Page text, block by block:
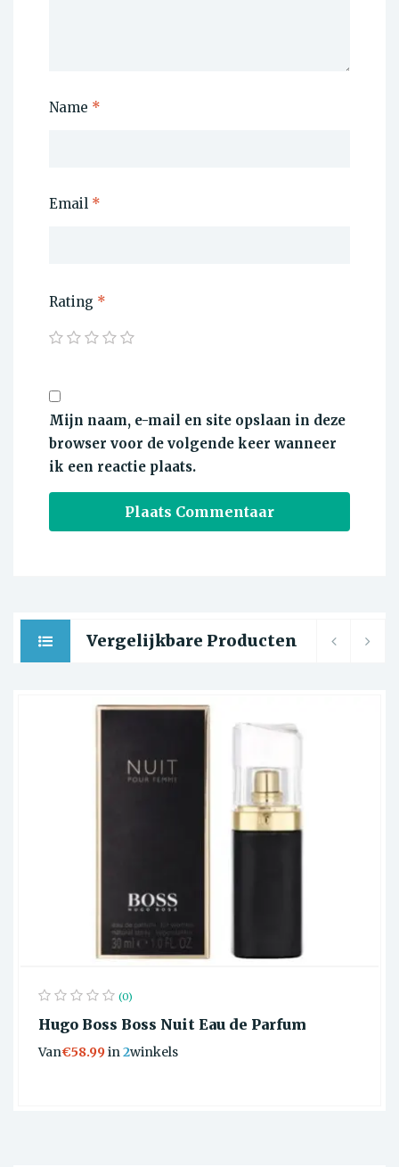
Name *
Email *
Rating *
Mijn naam, e-mail en site opslaan in deze
browser voor de volgende keer wanneer
ik een reactie plaats.
Vergelijkbare Producten
(0)
Hugo Boss Boss Nuit Eau de Parfum
Van€58.99in2winkels